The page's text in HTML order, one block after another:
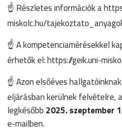
☝️ Részletes információk a
miskolc.hu/
☝️ A kompetenciamérésekkel
érhetők el:https://geik.uni-
☝️ Azon elsőéves
eljárásban kerülnek felvételre,
legkésőbb 2025. szeptember
e-mailben.